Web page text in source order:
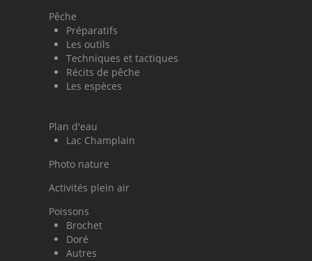
Pêche
Préparatifs
Les outils
Techniques et tactiques
Récits de pêche
Les espèces
Plan d'eau
Lac Champlain
Photo nature
Activités plein air
Poissons
Brochet
Doré
Autres